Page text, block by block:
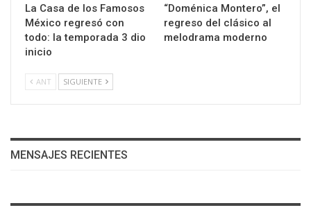
La Casa de los Famosos
México regresó con
todo: la temporada 3 dio
inicio
“Doménica Montero”, el
regreso del clásico al
melodrama moderno
ANT SIGUIENTE
MENSAJES RECIENTES